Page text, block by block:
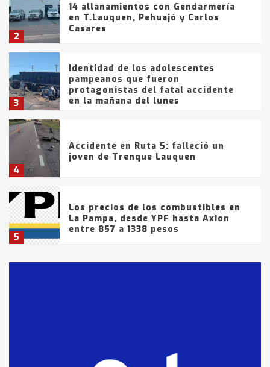
2
14 allanamientos con Gendarmería
en T.Lauquen, Pehuajó y Carlos
Casares
3
Identidad de los adolescentes
pampeanos que fueron
protagonistas del fatal accidente
en la mañana del lunes
4
Accidente en Ruta 5: falleció un
joven de Trenque Lauquen
5
Los precios de los combustibles en
La Pampa, desde YPF hasta Axion
entre 857 a 1338 pesos
fueron detenidos por
comercialización de drogas en la